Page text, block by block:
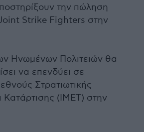
την πώληση
Strike Fighters στην
Ηνωμένων Πολιτειών θα
να επενδύει σε
Στρατιωτικής
Κατάρτισης (IMET) στην